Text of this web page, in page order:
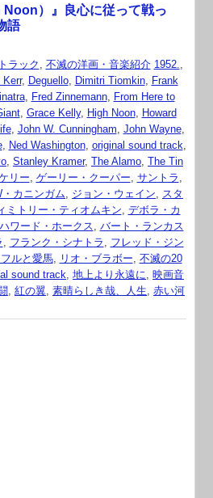
Noon）』良心に従って戦っ
語
ラック , 不滅の洋画・音楽紹介 1952.,
Kerr, Deguello, Dimitri Tiomkin, Frank
, Fred Zinnemann, From Here to
, Grace Kelly, High Noon, Howard
, John W. Cunningham, John Wayne,
, Ned Washington, original sound track,
, Stanley Kramer, The Alamo, The Tin
リー, ゲーリー・クーパー, サントラ ,
カニンガム, ジョン・ウェイン, スタ
ミトリー・ティオムキン, デボラ・カ
ハワード・ホークス, バート・ランカス
, フランク・シナトラ , フレッド・ジン
ルと愛馬, リオ・ブラボー, 不滅の20
sound track, 地上より永遠に, 映画音
, 紅の翼, 素晴らしき哉、人生, 赤い河